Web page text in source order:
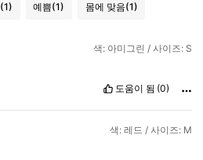
(1) 예쁨(1) 몸에 맞음(1)
색: 아미그린 / 사이즈: S
도움이 됨 (0)
색: 레드 / 사이즈: M